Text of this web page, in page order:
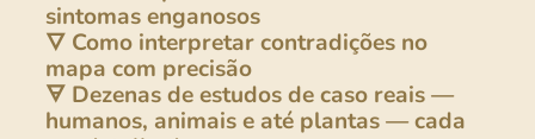
sintomas enganosos
🜄 Como interpretar contradições no
mapa com precisão
🜃 Dezenas de estudos de caso reais —
humanos, animais e até plantas — cada